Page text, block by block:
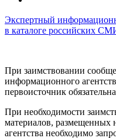
Экспертный
в каталоге российских
При заимствовании
информационного
первоисточник
При необходимости
материалов, размещенных
агентства необходимо